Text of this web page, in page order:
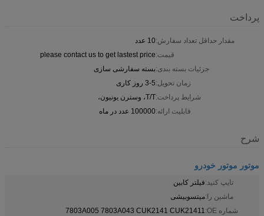
پرداخت
مقدار حداقل تعداد سفارش:10 عدد
قیمت:please contact us to get lastest price
جزئیات بسته بندی:بسته سفارشی سازی
زمان تحویل:3-5 روز کاری
شرایط پرداخت:T/T، وسترن یونیون،
قابلیت ارائه:100000 عدد در ماه
شرح
موتور موتور خودرو
تایپ کنید:فیلتر کابین
ماشین را:میتسوبیشی
شماره OE:
7803A005 7803A043 CUK2141 CUK21411